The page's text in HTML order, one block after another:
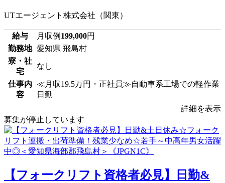
UTエージェント株式会社（関東）
給与 月収例 199,000円
勤務地 愛知県 飛島村
寮・社
宅
なし
仕事内
容
≪月収19.5万円・正社員≫自動車系工場での軽作業
日勤
詳細を表示
募集が停止しています
【フォークリフト資格者必見】日勤&